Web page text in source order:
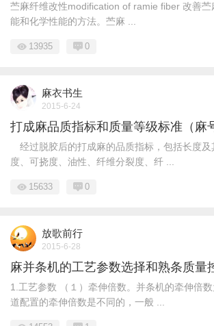
苎麻纤维改性modification of ramie fiber 改善苎
能和化学性能的方法。苎麻 ...
13935 0
麻衣书生
2015-6-24
打成麻品质指标和质量等级标准（麻
经过脱胶后的打成麻的品质指标，包括长度及
度、可挠度、油性、纤维分裂度、纤 ...
15633 0
放歌前行
2015-6-28
麻并条机的工艺参数选择和熟条质量
1.工艺参数 （１）牵伸倍数。并条机的牵伸倍
道配置的牵伸倍数是不同的，一般 ...